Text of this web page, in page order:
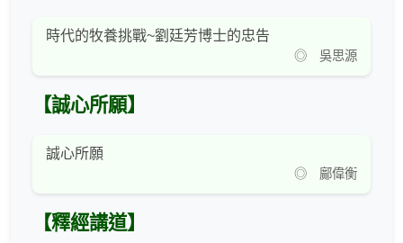
時代的牧養挑戰~劉廷芳博士的忠告
◎ 吳思源
【誠心所願】
誠心所願
◎ 鄺偉衡
【釋經講道】